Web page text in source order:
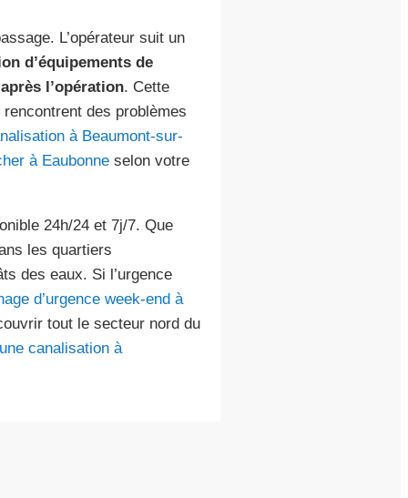
L’opérateur suit un
d’équipements de
l’opération. Cette
des problèmes
à Beaumont-sur-
à Eaubonneselon votre
24h/24 et 7j/7. Que
les quartiers
des eaux. Si l’urgence
d’urgence week-end à
tout le secteur nord du
canalisation à